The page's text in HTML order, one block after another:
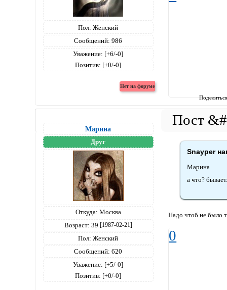
Пол: Женский
Сообщений: 986
Уважение: [+6/-0]
Позитив: [+0/-0]
Марина
Друг
Откуда: Москва
Возраст: 39 [1987-02-21]
Пол: Женский
Сообщений: 620
Уважение: [+5/-0]
Позитив: [+0/-0]
Snayper
Марина
а что?
Надо чтоб не было
0